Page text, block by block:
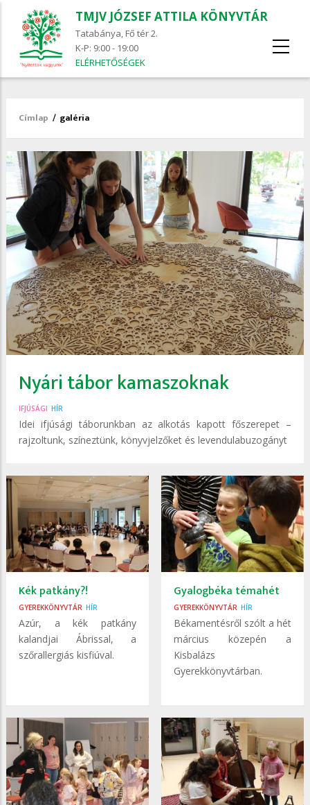
TMJV JÓZSEF ATTILA KÖNYVTÁR
Tatabánya, Fő tér 2.
K-P: 9:00 - 19:00
ELÉRHETŐSÉGEK
Morzsa
Címlap / galéria
Nyári tábor kamaszoknak
IFJÚSÁGI HÍR
Idei ifjúsági táborunkban az alkotás kapott főszerepet –
rajzoltunk, színeztünk, könyvjelzőket és levendulabuzogányt
Kék patkány?!
GYEREKKÖNYVTÁR HÍR
Azúr, a kék patkány
kalandjai Ábrissal, a
szőrallergiás kisfiúval.
Gyalogbéka témahét
GYEREKKÖNYVTÁR HÍR
Békamentésről szólt a hét
március közepén a
Kisbalázs
Gyerekkönyvtárban.